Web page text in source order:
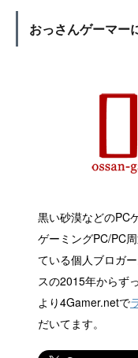
おっさんゲーマー
黒い砂漠などのPC
ゲーミングPC/PC
ている個人ブロガ
スの2015年からず
より4Gamer.netで
だいてます。